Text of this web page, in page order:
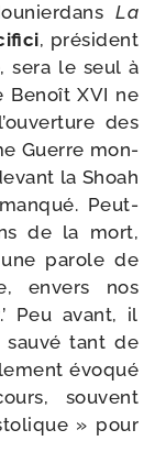
La
, pré­sident
sera le seul à
Benoît XVI ne
des
Guerre mon­
la Shoah
Peut-​
de la mort,
parole de
envers nos
Peu avant, il
sau­vé tant de
évo­qué
sou­vent
» pour